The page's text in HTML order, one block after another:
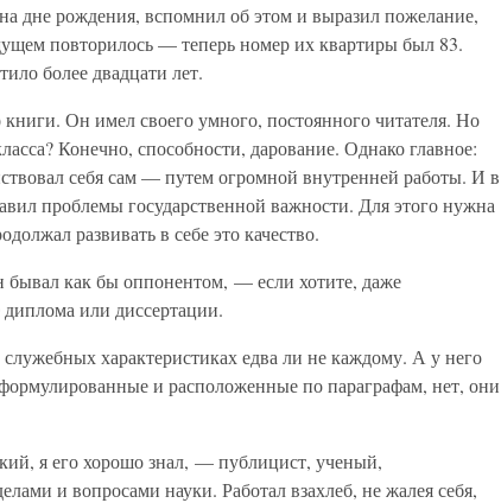
дне рождения, вспомнил об этом и выразил пожелание,
повторилось — теперь номер их квартиры был 83.
более двадцати лет.
Он имел своего умного, постоянного читателя. Но
Конечно, способности, дарование. Однако главное:
себя сам — путем огромной внутренней работы. И в
проблемы государственной важности. Для этого нужна
развивать в себе это качество.
бывал как бы оппонентом, — если хотите, даже
или диссертации.
характеристиках едва ли не каждому. А у него
и расположенные по параграфам, нет, они
я его хорошо знал, — публицист, ученый,
и вопросами науки. Работал взахлеб, не жалея себя,